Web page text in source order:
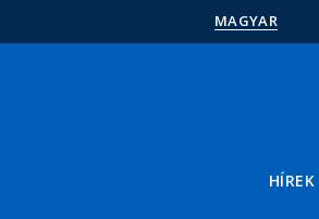
MAGYAR
HÍREK